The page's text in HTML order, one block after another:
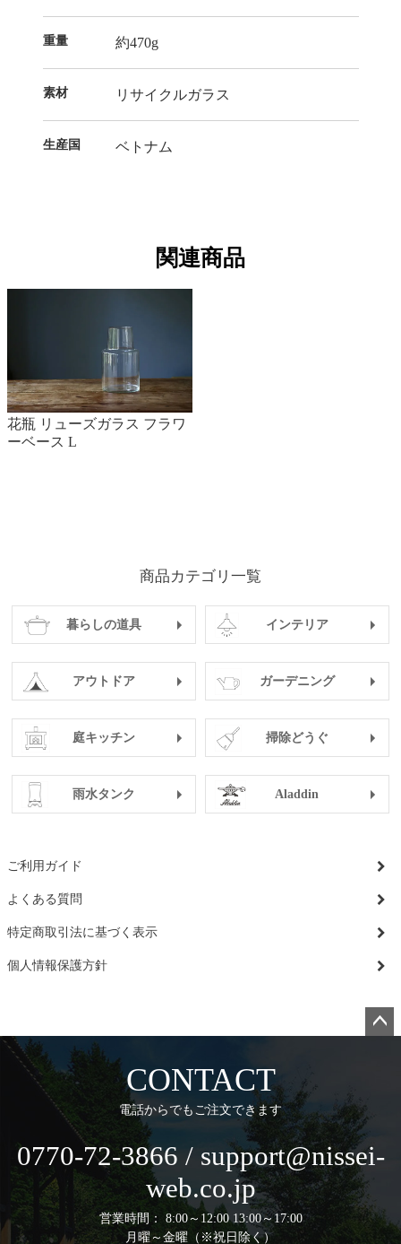
重量 約470g
素材 リサイクルガラス
生産国 ベトナム
関連商品
花瓶 リューズガラス フラワ
ーベース L
商品カテゴリ一覧
暮らしの道具 インテリア
アウトドア ガーデニング
庭キッチン 掃除どうぐ
雨水タンク Aladdin
ご利用ガイド
よくある質問
特定商取引法に基づく表示
個人情報保護方針
へ
CONTACT
電話からでもご注文できます
0770-72-3866 / support@nissei-
web.co.jp
営業時間： 8:00～12:00 13:00～17:00
月曜～金曜（※祝日除く）